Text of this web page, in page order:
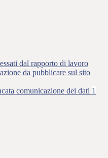
dal rapporto di lavoro
da pubblicare sul sito
comunicazione dei dati 1